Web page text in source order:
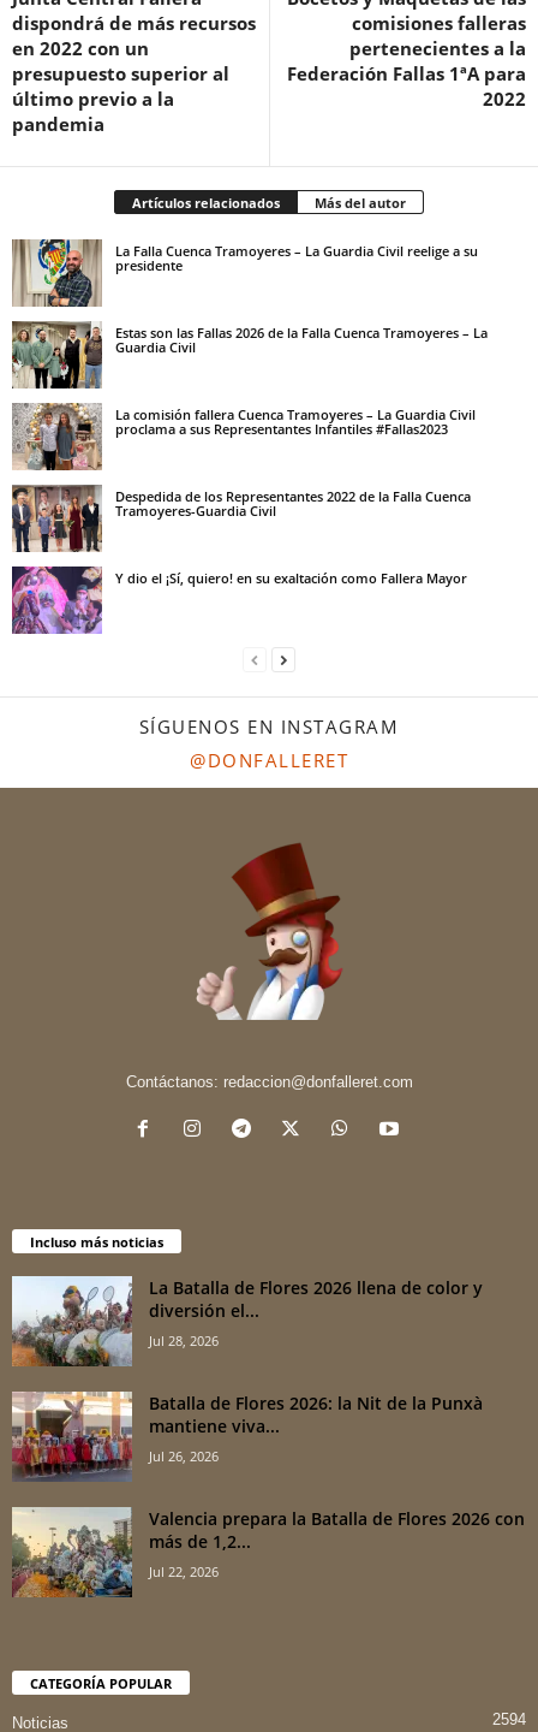
dispondrá de más recursos
en 2022 con un
presupuesto superior al
último previo a la
pandemia
comisiones falleras
pertenecientes a la
Federación Fallas 1ªA para
2022
Artículos relacionados Más del autor
La Falla Cuenca Tramoyeres – La Guardia Civil reelige a su
presidente
Estas son las Fallas 2026 de la Falla Cuenca Tramoyeres – La
Guardia Civil
La comisión fallera Cuenca Tramoyeres – La Guardia Civil
proclama a sus Representantes Infantiles #Fallas2023
Despedida de los Representantes 2022 de la Falla Cuenca
Tramoyeres-Guardia Civil
Y dio el ¡Sí, quiero! en su exaltación como Fallera Mayor
SÍGUENOS EN INSTAGRAM
@DONFALLERET
Contáctanos: redaccion@donfalleret.com
Incluso más noticias
La Batalla de Flores 2026 llena de color y
diversión el...
Jul 28, 2026
Batalla de Flores 2026: la Nit de la Punxà
mantiene viva...
Jul 26, 2026
Valencia prepara la Batalla de Flores 2026 con
más de 1,2...
Jul 22, 2026
CATEGORÍA POPULAR
Noticias 2594